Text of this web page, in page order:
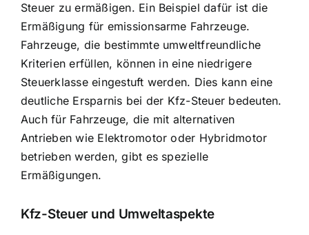
Steuer zu ermäßigen. Ein Beispiel dafür ist die
Ermäßigung für emissionsarme Fahrzeuge.
Fahrzeuge, die bestimmte umweltfreundliche
Kriterien erfüllen, können in eine niedrigere
Steuerklasse eingestuft werden. Dies kann eine
deutliche Ersparnis bei der Kfz-Steuer bedeuten.
Auch für Fahrzeuge, die mit alternativen
Antrieben wie Elektromotor oder Hybridmotor
betrieben werden, gibt es spezielle
Ermäßigungen.
Kfz-Steuer und Umweltaspekte